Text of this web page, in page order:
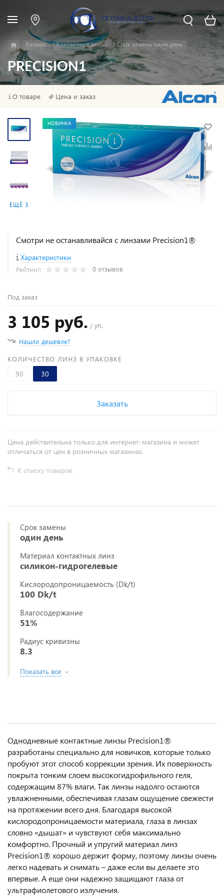
Каталог Контактные линзы Срок замены один день
PRECISION1
О товаре Цена и заказ
ЕЩЁ 3
НОВИНКА
Смотри не останавливайся с линзами Precision1®
Характеристики
Рейтинг: 0 отзывов
Под заказ
3 105 руб. / уп.
Нашли дешевле?
КОЛИЧЕСТВО ЛИНЗ В УПАКОВКЕ
90 30
Заказать
Цена действительна только для интернет-магазина и может
отличаться от цен в розничных магазинах.
К списку товаров
Срок замены
один день
Материал контактных линз
силикон-гидрогелевые
Кислородопроницаемость (Dk/t)
100 Dk/t
Влагосодержание
51%
Радиус кривизны
8.3
Показать все
Однодневные контактные линзы Precision1®
разработаны специально для новичков, которые только
пробуют этот способ коррекции зрения. Их поверхность
покрыта тонким слоем высокогидрофильного геля,
содержащим 87% влаги. Так линзы надолго остаются
увлажненными, обеспечивая глазам ощущение свежести
на протяжении всего дня. Благодаря высокой
кислородопроницаемости материала, глаза в линзах
словно «дышат» и чувствуют себя максимально
комфортно. Прочный и упругий материал линз
Precision1® хорошо держит форму, поэтому линзы очень
легко надевать и снимать – даже если вы делаете это
впервые. А еще они надежно защищают глаза от
ультрафиолетового излучения.